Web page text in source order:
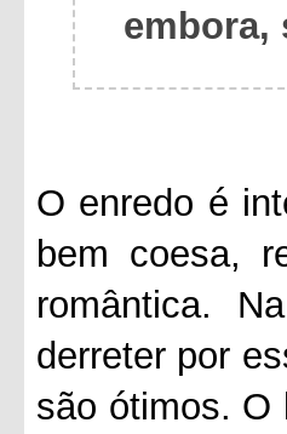
embora,
O enredo é
bem coesa,
romântica.
derreter por
são ótimos. O